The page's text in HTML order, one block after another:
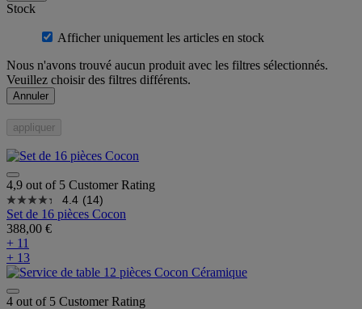
Stock
Afficher uniquement les articles en stock
Nous n'avons trouvé aucun produit avec les filtres sélectionnés.
Veuillez choisir des filtres différents.
Annuler
appliquer
4,9 out of 5 Customer Rating
4.4 (14)
Set de 16 pièces Cocon
388,00 €
+ 11
+ 13
4 out of 5 Customer Rating